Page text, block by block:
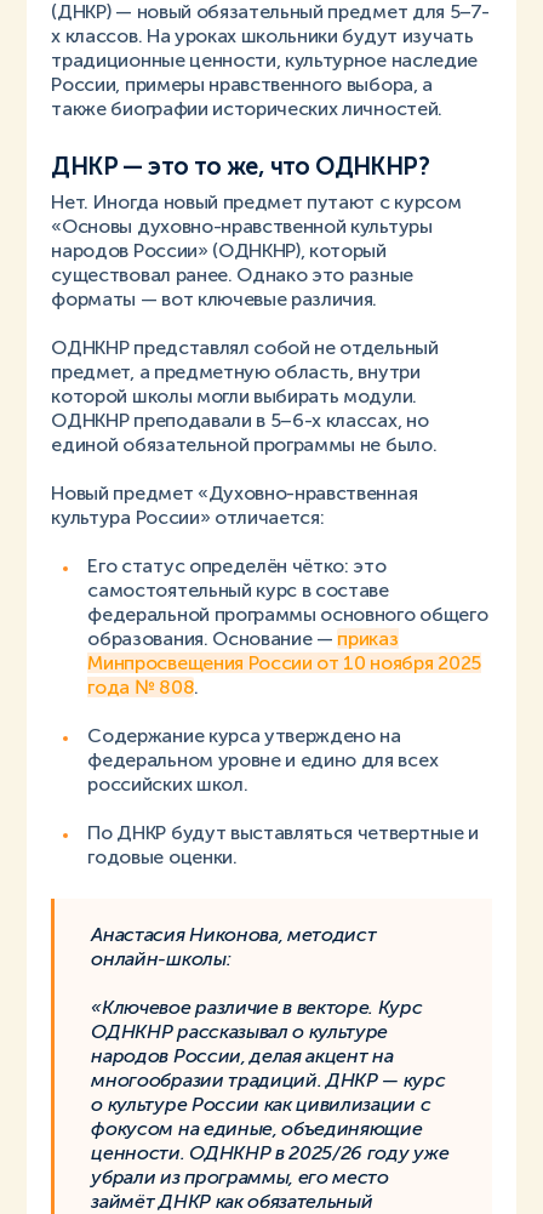
(ДНКР) — новый обязательный предмет для 5–7-
х классов. На уроках школьники будут изучать
традиционные ценности, культурное наследие
России, примеры нравственного выбора, а
также биографии исторических личностей.
ДНКР — это то же, что ОДНКНР?
Нет. Иногда новый предмет путают с курсом
«Основы духовно-нравственной культуры
народов России» (ОДНКНР), который
существовал ранее. Однако это разные
форматы — вот ключевые различия.
ОДНКНР представлял собой не отдельный
предмет, а предметную область, внутри
которой школы могли выбирать модули.
ОДНКНР преподавали в 5–6-х классах, но
единой обязательной программы не было.
Новый предмет «Духовно-нравственная
культура России» отличается:
Его статус определён чётко: это
самостоятельный курс в составе
федеральной программы основного общего
образования. Основание — приказ
Минпросвещения России от 10 ноября 2025
года № 808.
Содержание курса утверждено на
федеральном уровне и едино для всех
российских школ.
По ДНКР будут выставляться четвертные и
годовые оценки.
Анастасия Никонова, методист
онлайн-школы:
«Ключевое различие в векторе. Курс
ОДНКНР рассказывал о культуре
народов России, делая акцент на
многообразии традиций. ДНКР — курс
о культуре России как цивилизации с
фокусом на единые, объединяющие
ценности. ОДНКНР в 2025/26 году уже
убрали из программы, его место
займёт ДНКР как обязательный